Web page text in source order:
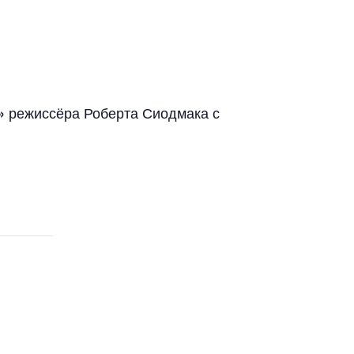
режиссёра Роберта Сиодмака с